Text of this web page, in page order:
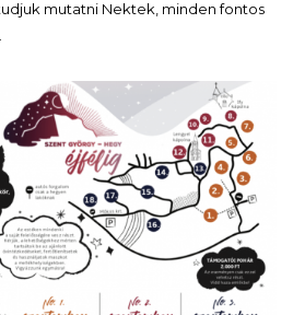
mutatni Nektek, minden fontos